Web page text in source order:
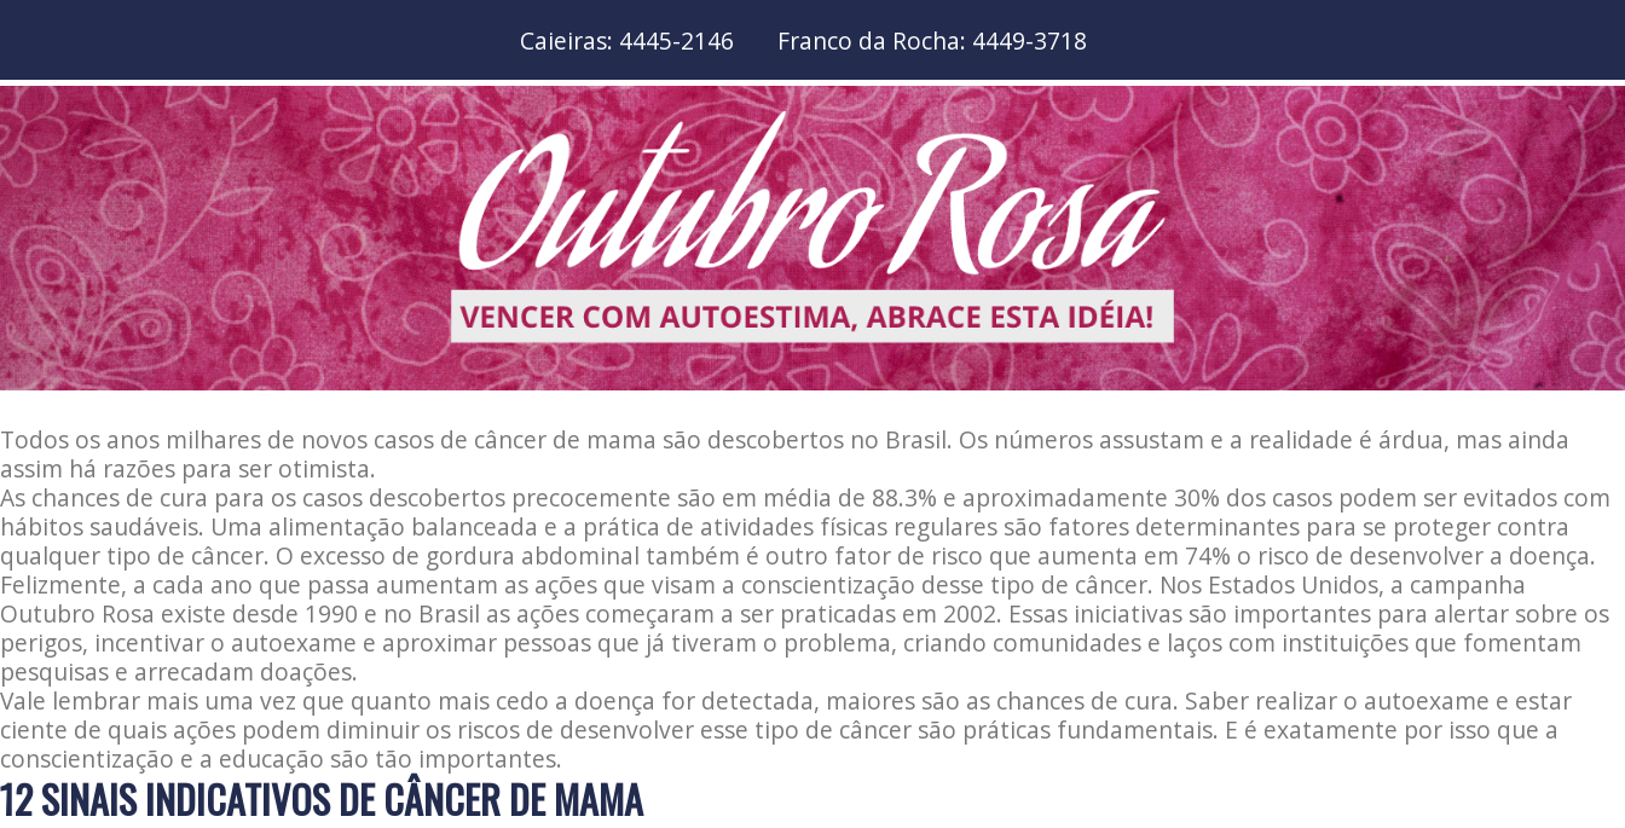
Caieiras: 4445-2146 Franco da Rocha: 4449-3718
Todos os anos milhares de novos casos de câncer de mama são descobertos no Brasil. Os números assustam e a realidade é árdua, mas ainda
assim há razões para ser otimista.
As chances de cura para os casos descobertos precocemente são em média de 88.3% e aproximadamente 30% dos casos podem ser evitados com
hábitos saudáveis. Uma alimentação balanceada e a prática de atividades físicas regulares são fatores determinantes para se proteger contra
qualquer tipo de câncer. O excesso de gordura abdominal também é outro fator de risco que aumenta em 74% o risco de desenvolver a doença.
Felizmente, a cada ano que passa aumentam as ações que visam a conscientização desse tipo de câncer. Nos Estados Unidos, a campanha
Outubro Rosa existe desde 1990 e no Brasil as ações começaram a ser praticadas em 2002. Essas iniciativas são importantes para alertar sobre os
perigos, incentivar o autoexame e aproximar pessoas que já tiveram o problema, criando comunidades e laços com instituições que fomentam
pesquisas e arrecadam doações.
Vale lembrar mais uma vez que quanto mais cedo a doença for detectada, maiores são as chances de cura. Saber realizar o autoexame e estar
ciente de quais ações podem diminuir os riscos de desenvolver esse tipo de câncer são práticas fundamentais. E é exatamente por isso que a
conscientização e a educação são tão importantes.
12 SINAIS INDICATIVOS DE CÂNCER DE MAMA